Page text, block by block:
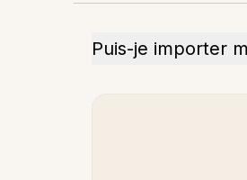
Puis-je importer